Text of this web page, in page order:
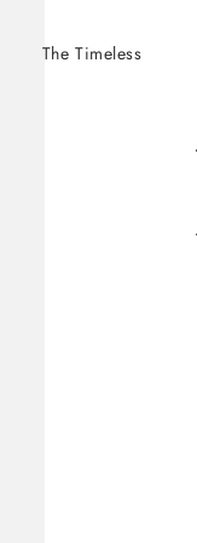
The Timeless